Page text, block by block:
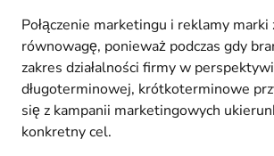
Połączenie marketingu i reklamy marki
równowagę, ponieważ podczas gdy
zakres działalności firmy w
długoterminowej, krótkoterminowe
się z kampanii marketingowych
konkretny cel.